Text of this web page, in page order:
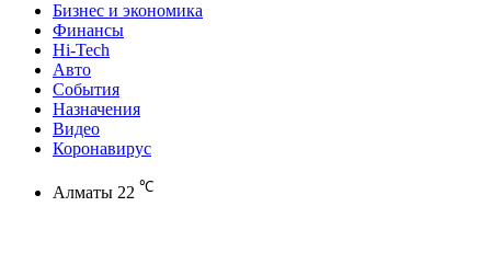
Бизнес и экономика
Финансы
Hi-Tech
Авто
События
Назначения
Видео
Коронавирус
Алматы 22 ℃